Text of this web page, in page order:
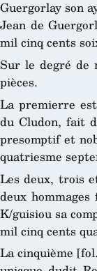
Guergorlay son
Jean de
mil cinq cents
Sur le degré de
pièces.
La premierre
du Cludon, fait
presomptif et
quatriesme
Les deux, trois
deux
K/guisiou sa
mil cinq cents
La cinquième